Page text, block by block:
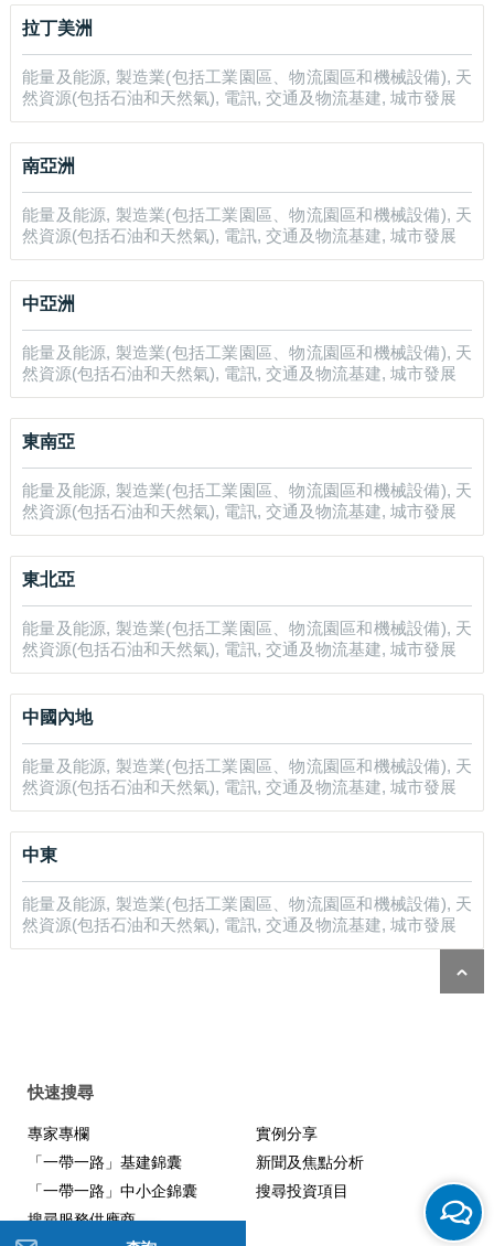
拉丁美洲
能量及能源, 製造業(包括工業園區、物流園區和機械設備), 天
然資源(包括石油和天然氣), 電訊, 交通及物流基建, 城市發展
南亞洲
能量及能源, 製造業(包括工業園區、物流園區和機械設備), 天
然資源(包括石油和天然氣), 電訊, 交通及物流基建, 城市發展
中亞洲
能量及能源, 製造業(包括工業園區、物流園區和機械設備), 天
然資源(包括石油和天然氣), 電訊, 交通及物流基建, 城市發展
東南亞
能量及能源, 製造業(包括工業園區、物流園區和機械設備), 天
然資源(包括石油和天然氣), 電訊, 交通及物流基建, 城市發展
東北亞
能量及能源, 製造業(包括工業園區、物流園區和機械設備), 天
然資源(包括石油和天然氣), 電訊, 交通及物流基建, 城市發展
中國內地
能量及能源, 製造業(包括工業園區、物流園區和機械設備), 天
然資源(包括石油和天然氣), 電訊, 交通及物流基建, 城市發展
中東
能量及能源, 製造業(包括工業園區、物流園區和機械設備), 天
然資源(包括石油和天然氣), 電訊, 交通及物流基建, 城市發展
快速搜尋
專家專欄
實例分享
「一帶一路」基建錦囊
新聞及焦點分析
「一帶一路」中小企錦囊
搜尋投資項目
搜尋服務供應商